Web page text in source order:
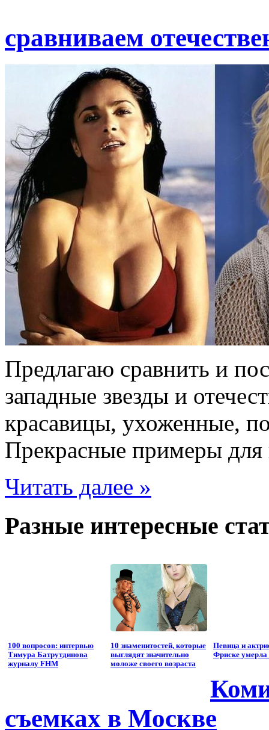
сравниваем
Предлагаю сравнить и
западные звезды и
красавицы, ухоженные,
Прекрасные примеры
Читать далее »
Разные интересные
100 вопросов: интервью
Тимура Батрутдинова
журналу FHM
10 знаменитостей, которые
выглядят значительно
моложе своего возраста
Певица и
Фриске умерла
съемках в Москве